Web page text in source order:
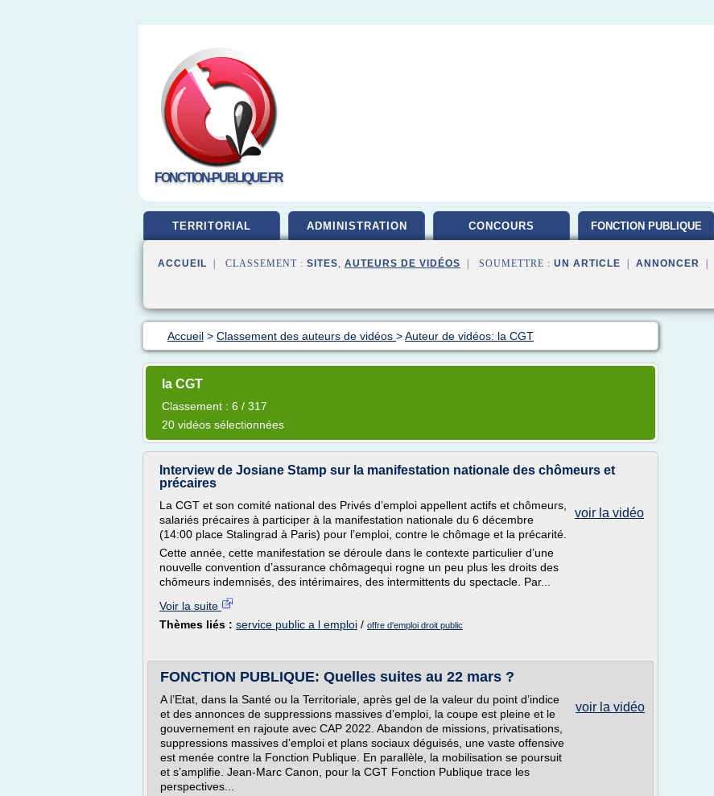
FONCTION-PUBLIQUE.FR
TERRITORIAL ADMINISTRATION CONCOURS FONCTION PUBLIQUE
ACCUEIL | CLASSEMENT : SITES, AUTEURS DE VIDÉOS | SOUMETTRE : UN ARTICLE ANNONCER
Accueil > Classement des auteurs de vidéos >Auteur de vidéos: la CGT
la CGT
Classement : 6 / 317
20 vidéos sélectionnées
Interview de Josiane Stamp sur la manifestation nationale des chômeurs et
précaires
voir la vidéo
La CGT et son comité national des Privés d’emploi appellent actifs et chômeurs,
salariés précaires à participer à la manifestation nationale du 6 décembre
(14:00 place Stalingrad à Paris) pour l’emploi, contre le chômage et la précarité.
Cette année, cette manifestation se déroule dans le contexte particulier d’une
nouvelle convention d’assurance chômagequi rogne un peu plus les droits des
chômeurs indemnisés, des intérimaires, des intermittents du spectacle. Par...
Voir la suite
Thèmes liés : service public a l emploi / offre d'emploi droit public
FONCTION PUBLIQUE: Quelles suites au 22 mars ?
voir la vidéo
A l’Etat, dans la Santé ou la Territoriale, après gel de la valeur du point d’indice
et des annonces de suppressions massives d’emploi, la coupe est pleine et le
gouvernement en rajoute avec CAP 2022. Abandon de missions, privatisations,
suppressions massives d’emploi et plans sociaux déguisés, une vaste offensive
est menée contre la Fonction Publique. En parallèle, la mobilisation se poursuit
et s’amplifie. Jean-Marc Canon, pour la CGT Fonction Publique trace les
perspectives...